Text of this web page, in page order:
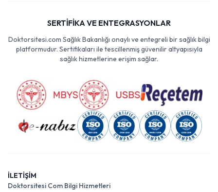
SERTİFİKA VE ENTEGRASYONLAR
Doktorsitesi.com Sağlık Bakanlığı onaylı ve entegreli bir sağlık bilgi
platformudur. Sertifikaları ile tescillenmiş güvenilir altyapısıyla
sağlık hizmetlerine erişim sağlar.
İLETİŞİM
Doktorsitesi Com Bilgi Hizmetleri